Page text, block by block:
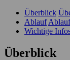
Überblick
Ablauf Ablauf
Wichtige
Überblick